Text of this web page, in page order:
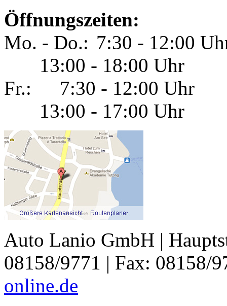
Öffnungszeiten:
Mo. - Do.: 7:30 - 12:00
13:00 - 18:00 Uhr
Fr.:
7:30 - 12:00 Uhr
13:00 - 17:00 Uhr
Auto Lanio GmbH |
08158/9771 | Fax: 08158/
online.de